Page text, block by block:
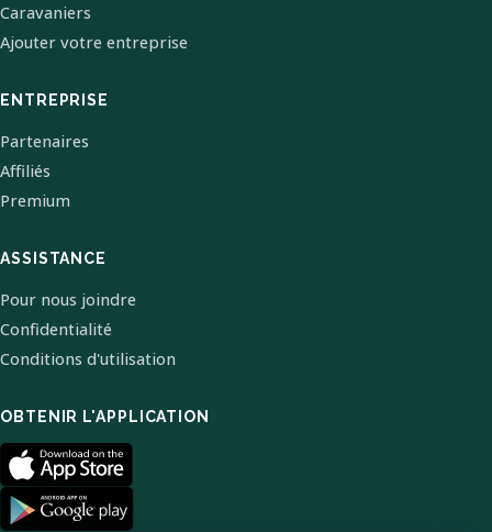
Caravaniers
Ajouter votre entreprise
ENTREPRISE
Partenaires
Affiliés
Premium
ASSISTANCE
Pour nous joindre
Confidentialité
Conditions d'utilisation
OBTENIR L'APPLICATION